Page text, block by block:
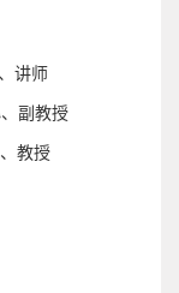
讲师
副教授
教授